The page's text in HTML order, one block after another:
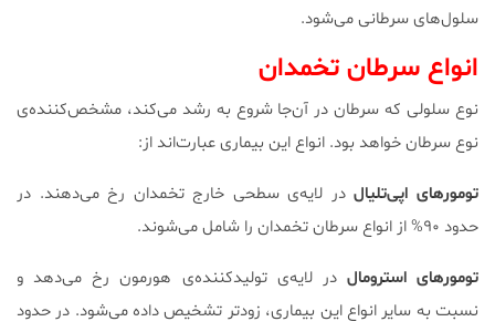
سلول‌های سرطانی می‌شود.
انواع سرطان تخمدان
نوع سلولی که سرطان در آن‌جا شروع به رشد می‌کند، مشخص‌کننده‌ی
نوع سرطان خواهد بود. انواع این بیماری عبارت‌اند از:
تومورهای اپی‌تلیالدر لایه‌ی سطحی خارج تخمدان رخ می‌دهند. در
حدود ۹۰% از انواع سرطان تخمدان را شامل می‌شوند.
تومورهای استرومال در لایه‌ی تولیدکننده‌ی هورمون رخ می‌دهد و
نسبت به سایر انواع این بیماری، زودتر تشخیص داده می‌شود. در حدود